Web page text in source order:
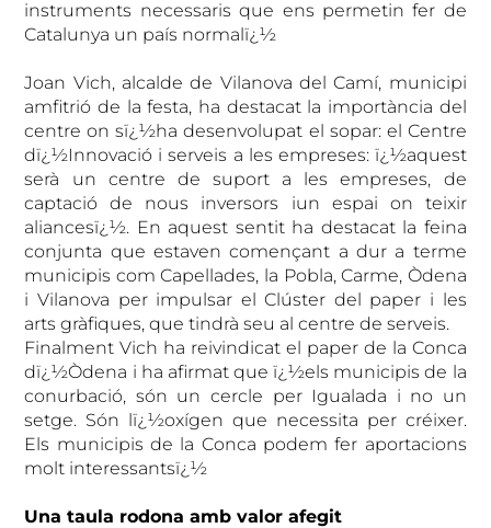
instruments necessaris que ens permetin fer de
Catalunya un país normalï¿½
Joan Vich, alcalde de Vilanova del Camí, municipi
amfitrió de la festa, ha destacat la importància del
centre on sï¿½ha desenvolupat el sopar: el Centre
dï¿½Innovació i serveis a les empreses: ï¿½aquest
serà un centre de suport a les empreses, de
captació de nous inversors iun espai on teixir
aliancesï¿½. En aquest sentit ha destacat la feina
conjunta que estaven començant a dur a terme
municipis com Capellades, la Pobla, Carme, Òdena
i Vilanova per impulsar el Clúster del paper i les
arts gràfiques, que tindrà seu al centre de serveis.
Finalment Vich ha reivindicat el paper de la Conca
dï¿½Òdena i ha afirmat que ï¿½els municipis de la
conurbació, són un cercle per Igualada i no un
setge. Són lï¿½oxígen que necessita per créixer.
Els municipis de la Conca podem fer aportacions
molt interessantsï¿½
Una taula rodona amb valor afegit